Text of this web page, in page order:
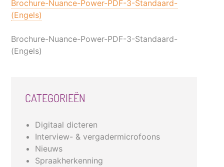
Brochure-Nuance-Power-PDF-3-Standaard-
(Engels)
Brochure-Nuance-Power-PDF-3-Standaard-
(Engels)
CATEGORIEËN
Digitaal dicteren
Interview- & vergadermicrofoons
Nieuws
Spraakherkenning